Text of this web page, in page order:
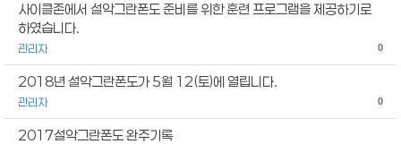
사이클존에서 설악그란폰도 준비를 위한 훈련 프로그램을 제공하기로
하였습니다.
관리자 0
2018년 설악그란폰도가 5월 12(토)에 열립니다.
관리자 0
2017설악그란폰도 완주기록